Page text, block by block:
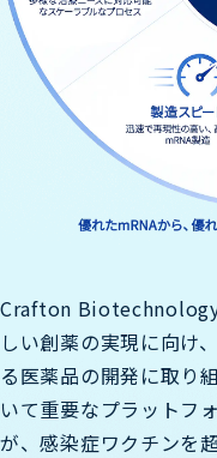
Crafton Biotechnology
しい創薬の実現に向け
る医薬品の開発に取り
いて重要なプラットフ
が、感染症ワクチンを